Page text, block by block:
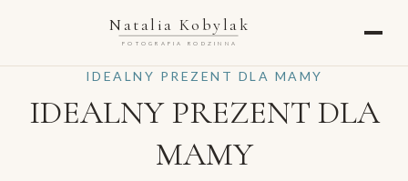
Natalia Kobylak
FOTOGRAFIA RODZINNA
IDEALNY PREZENT DLA MAMY
IDEALNY PREZENT DLA
MAMY